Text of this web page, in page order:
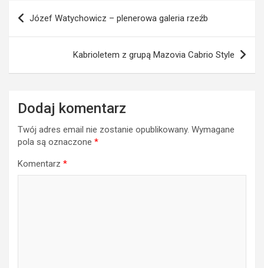
Nawigacja
wpisu
Józef Watychowicz – plenerowa galeria rzeźb
Kabrioletem z grupą Mazovia Cabrio Style
Dodaj komentarz
Twój adres email nie zostanie opublikowany. Wymagane
pola są oznaczone *
Komentarz *